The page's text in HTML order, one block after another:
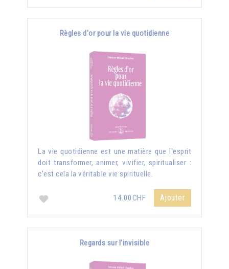
Règles d'or pour la vie quotidienne
La vie quotidienne est une matière que l'esprit
doit transformer, animer, vivifier, spiritualiser :
c'est cela la véritable vie spirituelle.
14.00CHF Ajouter
Regards sur l'invisible